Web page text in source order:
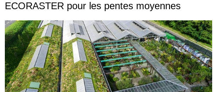
ECORASTER pour les pentes moyennes